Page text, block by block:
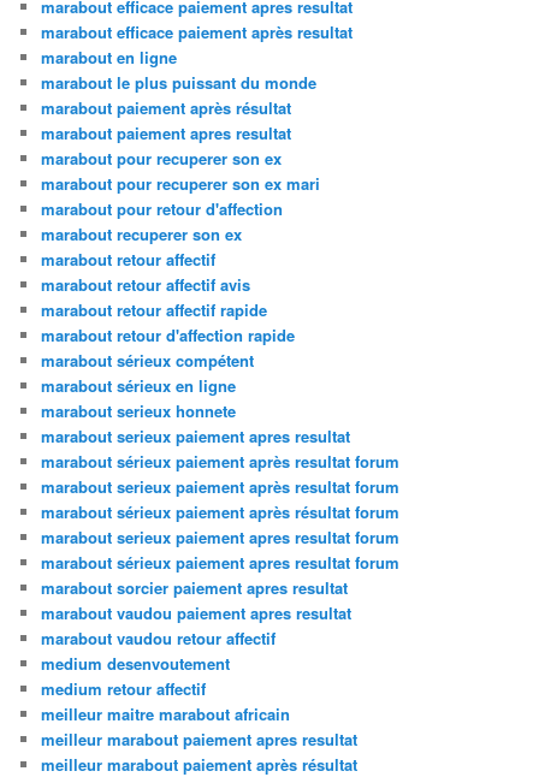
marabout efficace paiement apres resultat
marabout efficace paiement après resultat
marabout en ligne
marabout le plus puissant du monde
marabout paiement après résultat
marabout paiement apres resultat
marabout pour recuperer son ex
marabout pour recuperer son ex mari
marabout pour retour d'affection
marabout recuperer son ex
marabout retour affectif
marabout retour affectif avis
marabout retour affectif rapide
marabout retour d'affection rapide
marabout sérieux compétent
marabout sérieux en ligne
marabout serieux honnete
marabout serieux paiement apres resultat
marabout sérieux paiement après resultat forum
marabout serieux paiement après resultat forum
marabout sérieux paiement après résultat forum
marabout serieux paiement apres resultat forum
marabout sérieux paiement apres resultat forum
marabout sorcier paiement apres resultat
marabout vaudou paiement apres resultat
marabout vaudou retour affectif
medium desenvoutement
medium retour affectif
meilleur maitre marabout africain
meilleur marabout paiement apres resultat
meilleur marabout paiement après résultat